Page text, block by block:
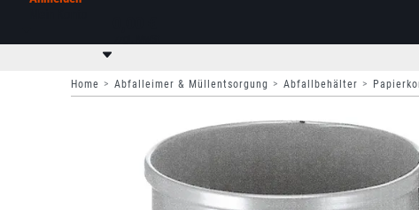
Home Abfalleimer & Müllentsorgung Abfallbehälter